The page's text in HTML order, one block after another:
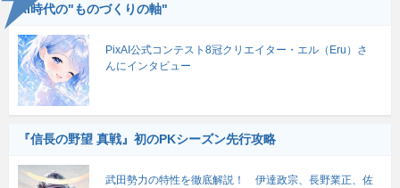
AI時代の"ものづくりの軸"
PixAI公式コンテスト8冠クリエイター・エル（Eru）さ
んにインタビュー
『信長の野望 真戦』初のPKシーズン先行攻略
武田勢力の特性を徹底解説！ 伊達政宗、長野業正、佐